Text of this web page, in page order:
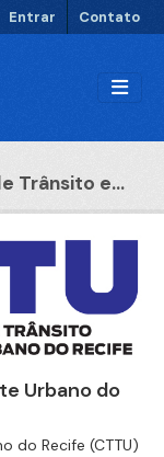
Entrar Contato
Trânsito e...
Urbano do
do Recife (CTTU)